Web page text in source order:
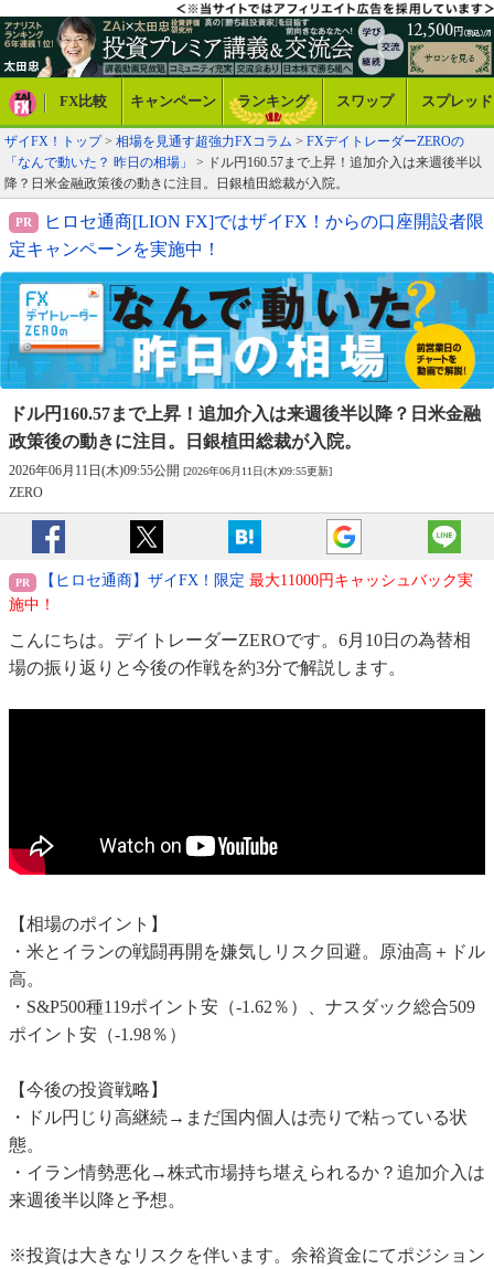
FX比較 キャンペーン ランキング スワップ スプレッド
ザイFX！トップ> 相場を見通す超強力FXコラム > FXデイトレーダーZEROの
「なんで動いた？ 昨日の相場」
> ドル円160.57まで上昇！追加介入は来週後半以
降？日米金融政策後の動きに注目。日銀植田総裁が入院。
ヒロセ通商[LION FX]ではザイFX！からの口座開設者限
定キャンペーンを実施中！
ドル円160.57まで上昇！追加介入は来週後半以降？ 日米金融
政策後の動きに注目。日銀植田総裁が入院。
2026年06月11日(木)09:55公開 [2026年06月11日(木)09:55更新]
ZERO
【ヒロセ通商】ザイFX！限定 最大11000円キャッシュバック実
施中！
こんにちは。デイトレーダーZEROです。6月10日の為替相
場の振り返りと今後の作戦を約3分で解説します。
【相場のポイント】
・米とイランの戦闘再開を嫌気しリスク回避。原油高＋ドル
高。
・S&P500種119ポイント安（-1.62％）、ナスダック総合509
ポイント安（-1.98％）
【今後の投資戦略】
・ドル円じり高継続→まだ国内個人は売りで粘っている状
態。
・イラン情勢悪化→株式市場持ち堪えられるか？追加介入は
来週後半以降と予想。
※投資は大きなリスクを伴います。余裕資金にてポジション